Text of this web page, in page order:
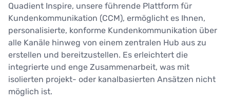
Quadient Inspire, unsere führende Plattform für
Kundenkommunikation (CCM), ermöglicht es Ihnen,
personalisierte, konforme Kundenkommunikation über
alle Kanäle hinweg von einem zentralen Hub aus zu
erstellen und bereitzustellen. Es erleichtert die
integrierte und enge Zusammenarbeit, was mit
isolierten projekt- oder kanalbasierten Ansätzen nicht
möglich ist.